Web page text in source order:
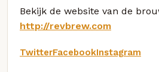
Bekijk de website van de
http://revbrew.com
TwitterFacebookInstagram